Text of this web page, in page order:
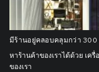
มีร้านอยู่คลอบคลุมกว่า 300
หาร้านค้าของเราได้ด้วย เค
ของเรา